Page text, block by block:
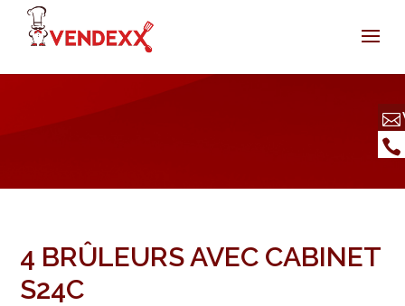
4 BRÛLEURS AVEC CABINET
S24C